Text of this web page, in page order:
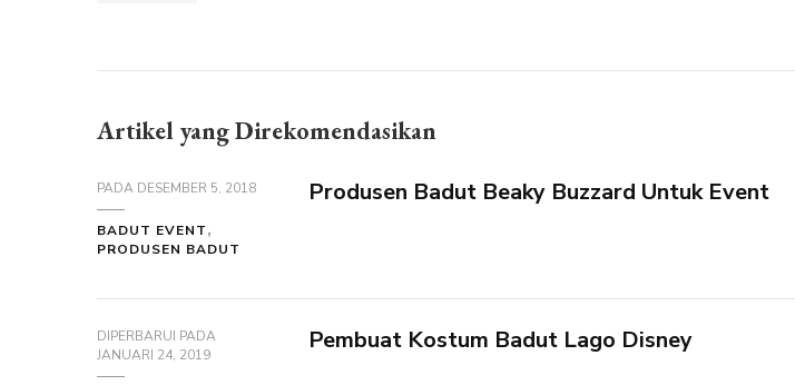
Artikel yang Direkomendasikan
PADA DESEMBER 5, 2018
BADUT EVENT
PRODUSEN BADUT
Produsen Badut Beaky Buzzard Untuk Event
DIPERBARUI PADA
JANUARI 24, 2019
Pembuat Kostum Badut Lago Disney